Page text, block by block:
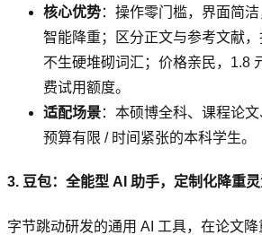
核心优势：操作零门槛，界面简
智能降重；区分正文与参考文献，
不生硬堆砌词汇；价格亲民，1.8
费试用额度。
适配场景：本硕博全科、课程论文
预算有限 / 时间紧张的本科学生。
3. 豆包：全能型 AI 助手，定制化降重
字节跳动研发的通用 AI 工具，在论文